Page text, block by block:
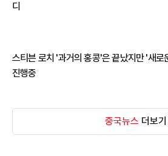
디
스티븐 로치 '과거의 홍콩'은 끝났지만 '새로
진행중
중국뉴스 더보기